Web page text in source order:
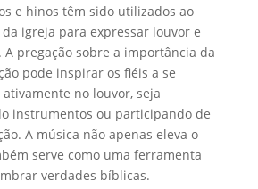
e hinos têm sido utilizados ao
igreja para expressar louvor e
A pregação sobre a importância da
pode inspirar os fiéis a se
no louvor, seja
instrumentos ou participando de
A música não apenas eleva o
serve como uma ferramenta
verdades bíblicas.